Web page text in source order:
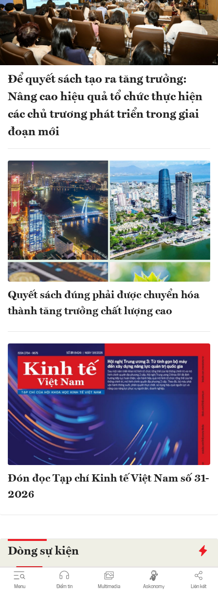
Menu Điểm tin Multimedia Askonomy Liên kết
Dòng sự kiện
Để quyết sách tạo ra tăng trưởng:
Nâng cao hiệu quả tổ chức thực hiện
các chủ trương phát triển trong giai
đoạn mới
Quyết sách đúng phải được chuyển hóa
thành tăng trưởng chất lượng cao
Đón đọc Tạp chí Kinh tế Việt Nam số 31-
2026